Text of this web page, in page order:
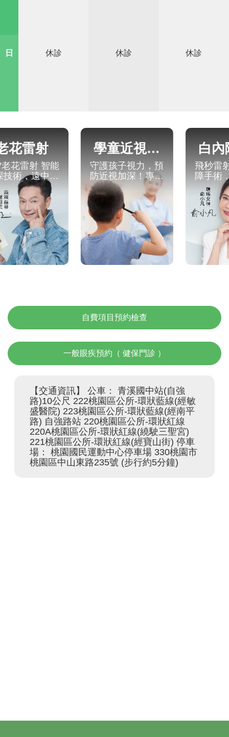
日 休診 休診 休診
花雷射
花雷射 智能
技術，遠中近
晰，讓謝祖武
好視重現
學童近視控
制
守護孩子視力，預
防近視加深！專業
近視控制讓視力更
清晰，給孩子最好
的眼健康，未來更
明亮！
白內
飛秒雷
障手術
速、精
拾清晰
生
自費項目預約檢查
一般眼疾預約（ 健保門診 ）
【交通資訊】 公車： 青溪國中站(自強
路)10公尺 222桃園區公所-環狀藍線(經敏
盛醫院) 223桃園區公所-環狀藍線(經南平
路) 自強路站 220桃園區公所-環狀紅線
220A桃園區公所-環狀紅線(繞駛三聖宮)
221桃園區公所-環狀紅線(經寶山街) 停車
場： 桃園國民運動中心停車場 330桃園市
桃園區中山東路235號 (步行約5分鐘)